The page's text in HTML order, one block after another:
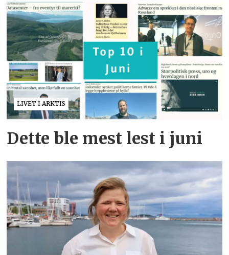
LIVET I ARKTIS
Dette ble mest lest i juni